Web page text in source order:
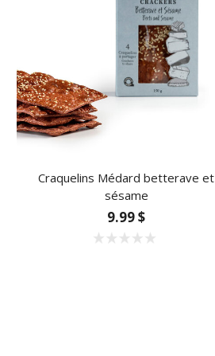
Craquelins Médard betterave et
sésame
9.99 $